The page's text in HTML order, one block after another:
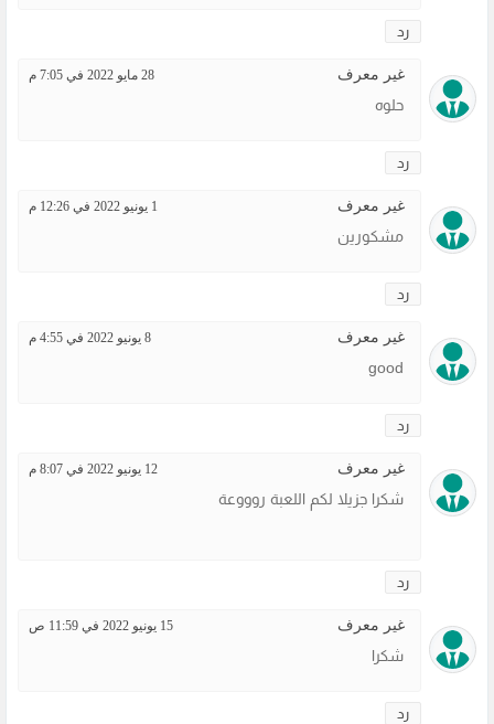
رد
غير معرف 28 مايو 2022 في 7:05 م
حلوه
رد
غير معرف 1 يونيو 2022 في 12:26 م
مشكورين
رد
غير معرف 8 يونيو 2022 في 4:55 م
good
رد
غير معرف 12 يونيو 2022 في 8:07 م
شكرا جزيلا لكم اللعبة روووعة
رد
غير معرف 15 يونيو 2022 في 11:59 ص
شكرا
رد